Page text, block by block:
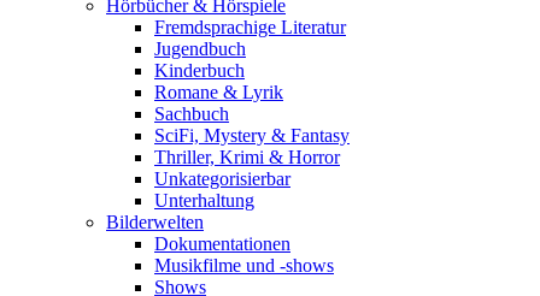
Hörbücher & Hörspiele
Fremdsprachige Literatur
Jugendbuch
Kinderbuch
Romane & Lyrik
Sachbuch
SciFi, Mystery & Fantasy
Thriller, Krimi & Horror
Unkategorisierbar
Unterhaltung
Bilderwelten
Dokumentationen
Musikfilme und -shows
Shows